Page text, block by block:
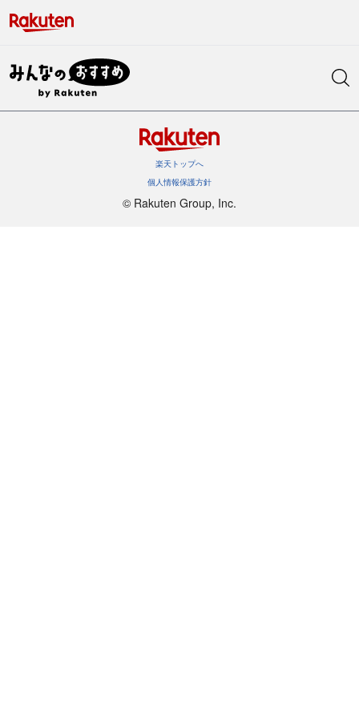
楽天トップへ
個人情報保護方針
©︎ Rakuten Group, Inc.